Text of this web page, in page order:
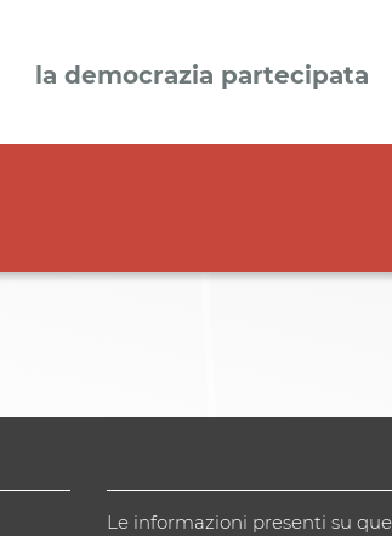
la democrazia partecipata
Le informazioni presenti su